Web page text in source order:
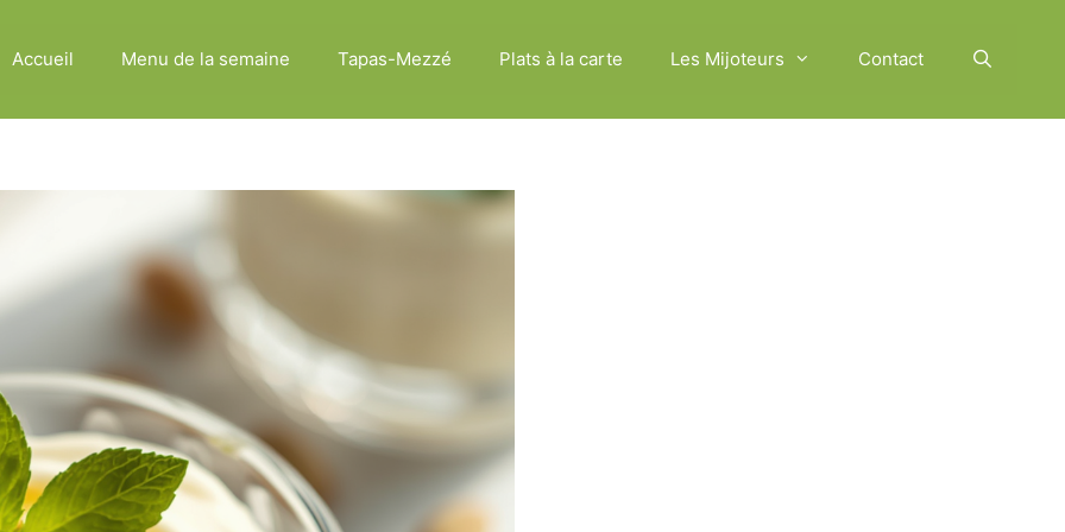
Accueil Menu de la semaine Tapas-Mezzé Plats à la carte Les Mijoteurs Contact